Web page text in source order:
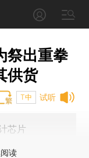
祭出重拳
供货
试听
T中
芯片
读